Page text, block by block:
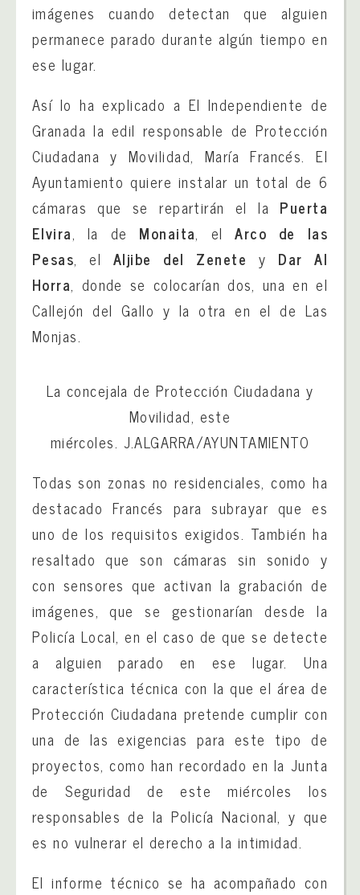
imágenes cuando detectan que alguien
permanece parado durante algún tiempo en
ese lugar.
Así lo ha explicado a El Independiente de
Granada la edil responsable de Protección
Ciudadana y Movilidad, María Francés. El
Ayuntamiento quiere instalar un total de 6
cámaras que se repartirán el la Puerta
Elvira, la de Monaita, elArco de las
Pesas, elAljibe del Zenete y Dar Al
Horra, donde se colocarían dos, una en el
Callejón del Gallo y la otra en el de Las
Monjas.
La concejala de Protección Ciudadana y
Movilidad, este
miércoles. J.ALGARRA/AYUNTAMIENTO
Todas son zonas no residenciales, como ha
destacado Francés para subrayar que es
uno de los requisitos exigidos. También ha
resaltado que son cámaras sin sonido y
con sensores que activan la grabación de
imágenes, que se gestionarían desde la
Policía Local, en el caso de que se detecte
a alguien parado en ese lugar. Una
característica técnica con la que el área de
Protección Ciudadana pretende cumplir con
una de las exigencias para este tipo de
proyectos, como han recordado en la Junta
de Seguridad de este miércoles los
responsables de la Policía Nacional, y que
es no vulnerar el derecho a la intimidad.
El informe técnico se ha acompañado con